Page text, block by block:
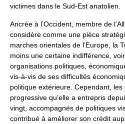
victimes dans le Sud-Est anatolien.
Ancrée à l’Occident, membre de
considère comme une pièce
marches orientales de l’Europe, la
moins une certaine indifférence,
organisations politiques,
vis-à-vis de ses difficultés
politique extérieure. Cependant,
progressive qu’elle a entrepris
vingt, accompagnés de politiques
contribué à améliorer son crédit